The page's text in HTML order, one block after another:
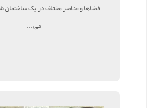
فضاها و عناصر مختلف در یک ساختمان
می ...